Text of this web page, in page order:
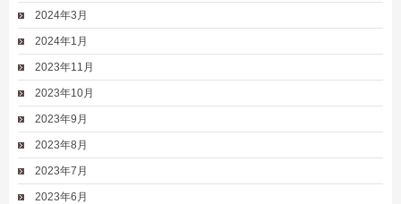
2024年3月
2024年1月
2023年11月
2023年10月
2023年9月
2023年8月
2023年7月
2023年6月